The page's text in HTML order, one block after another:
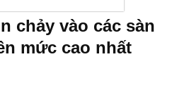
chảy vào các sàn
mức cao nhất